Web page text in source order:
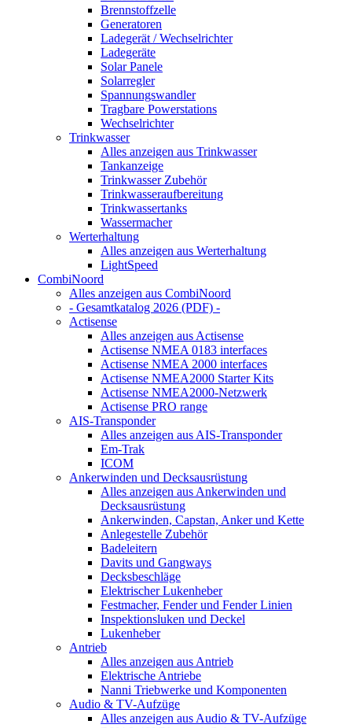
Brennstoffzelle
Generatoren
Ladegerät / Wechselrichter
Ladegeräte
Solar Panele
Solarregler
Spannungswandler
Tragbare Powerstations
Wechselrichter
Trinkwasser
Alles anzeigen aus Trinkwasser
Tankanzeige
Trinkwasser Zubehör
Trinkwasseraufbereitung
Trinkwassertanks
Wassermacher
Werterhaltung
Alles anzeigen aus Werterhaltung
LightSpeed
CombiNoord
Alles anzeigen aus CombiNoord
- Gesamtkatalog 2026 (PDF) -
Actisense
Alles anzeigen aus Actisense
Actisense NMEA 0183 interfaces
Actisense NMEA 2000 interfaces
Actisense NMEA2000 Starter Kits
Actisense NMEA2000-Netzwerk
Actisense PRO range
AIS-Transponder
Alles anzeigen aus AIS-Transponder
Em-Trak
ICOM
Ankerwinden und Decksausrüstung
Alles anzeigen aus Ankerwinden und
Decksausrüstung
Ankerwinden, Capstan, Anker und Kette
Anlegestelle Zubehör
Badeleitern
Davits und Gangways
Decksbeschläge
Elektrischer Lukenheber
Festmacher, Fender und Fender Linien
Inspektionsluken und Deckel
Lukenheber
Antrieb
Alles anzeigen aus Antrieb
Elektrische Antriebe
Nanni Triebwerke und Komponenten
Audio & TV-Aufzüge
Alles anzeigen aus Audio & TV-Aufzüge